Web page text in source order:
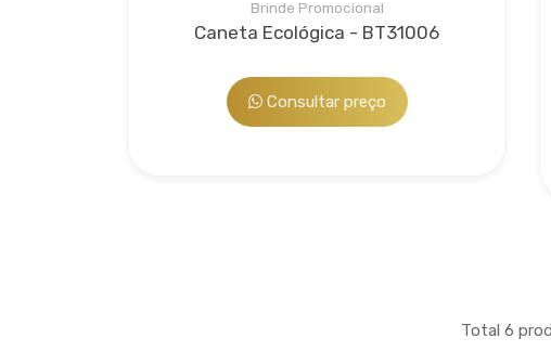
Brinde Promocional
Caneta Ecológica - BT31006
Consultar preço
Total 6